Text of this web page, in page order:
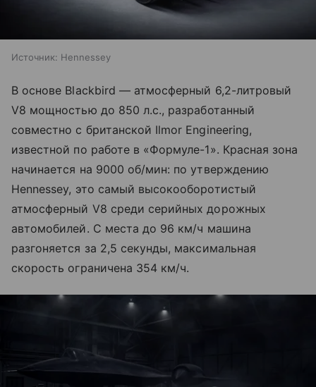
Источник: Hennessey
В основе Blackbird — атмосферный 6,2-литровый
V8 мощностью до 850 л.с., разработанный
совместно с британской Ilmor Engineering,
известной по работе в «Формуле-1». Красная зона
начинается на 9000 об/мин: по утверждению
Hennessey, это самый высокооборотистый
атмосферный V8 среди серийных дорожных
автомобилей. С места до 96 км/ч машина
разгоняется за 2,5 секунды, максимальная
скорость ограничена 354 км/ч.